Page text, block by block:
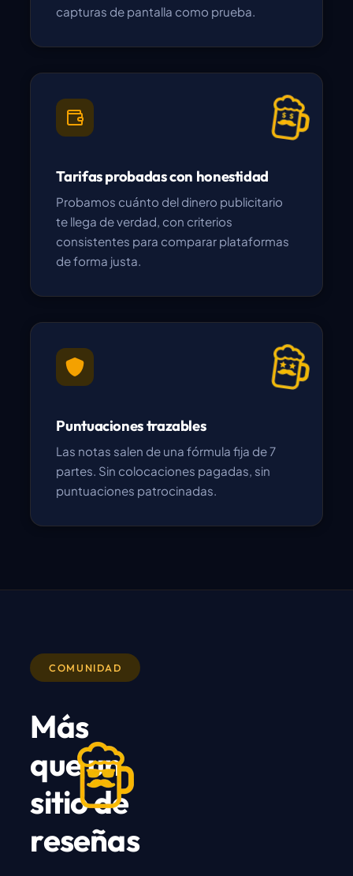
capturas de pantalla como prueba.
Tarifas probadas con honestidad
Probamos cuánto del dinero publicitario
te llega de verdad, con criterios
consistentes para comparar plataformas
de forma justa.
Puntuaciones trazables
Las notas salen de una fórmula fija de 7
partes. Sin colocaciones pagadas, sin
puntuaciones patrocinadas.
COMUNIDAD
Más
que un
sitio de
reseñas